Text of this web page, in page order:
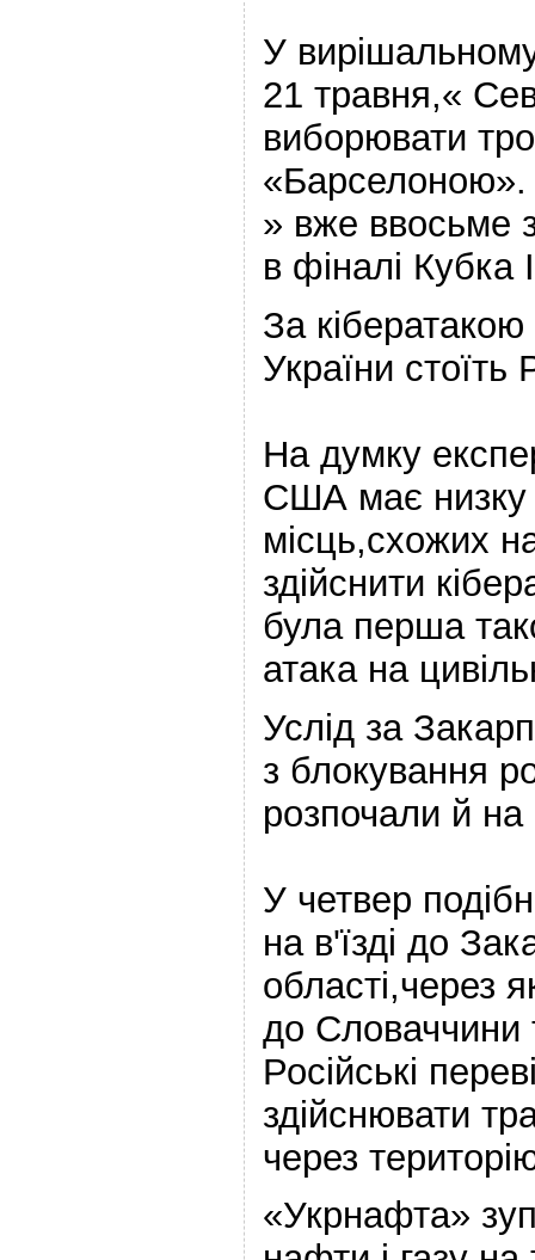
У
21 травня,«
виборювати
» вже ввосьме
в фіналі Кубка
За
України
На думку
США має низку
місць,схожих
здійснити
була перша
атака на
Услід за
з блокування
розпочали й на
У четвер
на в'їзді до
області,через
до Словаччини
Російські
здійснювати
через
«Укрнафта»